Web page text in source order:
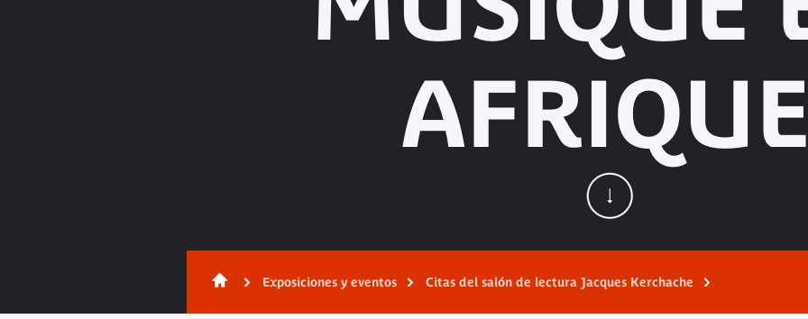
Exposiciones y eventos Citas del salón de lectura Jacques Kerchache